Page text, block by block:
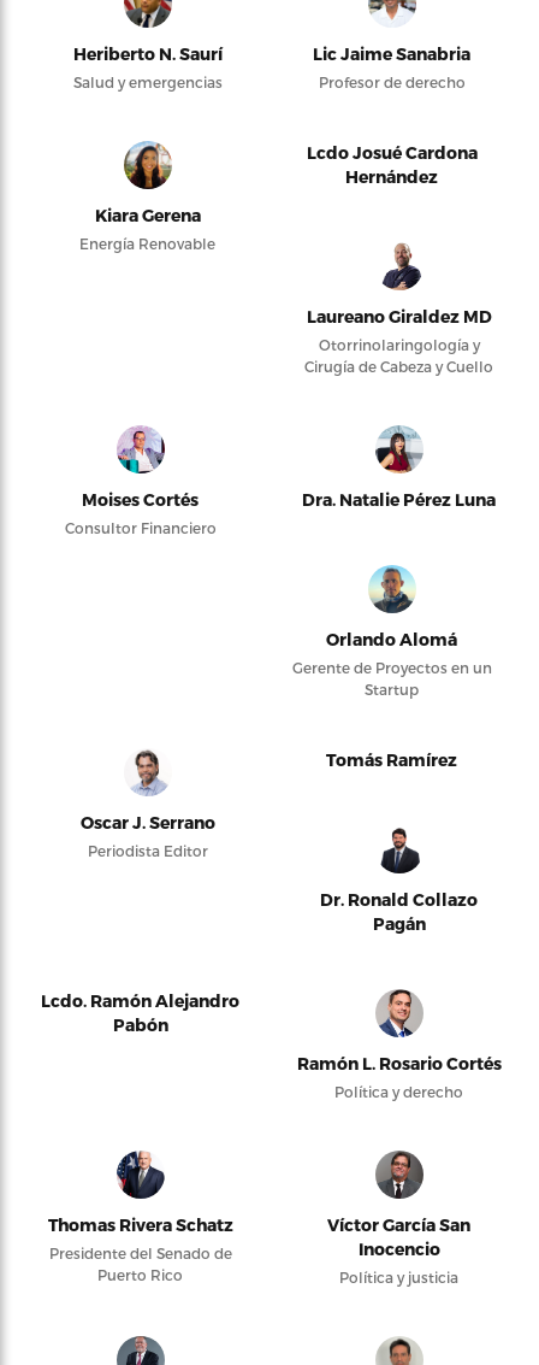
Heriberto N. Saurí
Salud y emergencias
Lic Jaime Sanabria
Profesor de derecho
Kiara Gerena
Energía Renovable
Lcdo Josué Cardona
Hernández
Laureano Giraldez MD
Otorrinolaringología y
Cirugía de Cabeza y Cuello
Moises Cortés
Consultor Financiero
Dra. Natalie Pérez Luna
Orlando Alomá
Gerente de Proyectos en un
Startup
Oscar J. Serrano
Periodista Editor
Tomás Ramírez
Dr. Ronald Collazo
Pagán
Lcdo. Ramón Alejandro
Pabón
Ramón L. Rosario Cortés
Política y derecho
Thomas Rivera Schatz
Presidente del Senado de
Puerto Rico
Víctor García San
Inocencio
Política y justicia